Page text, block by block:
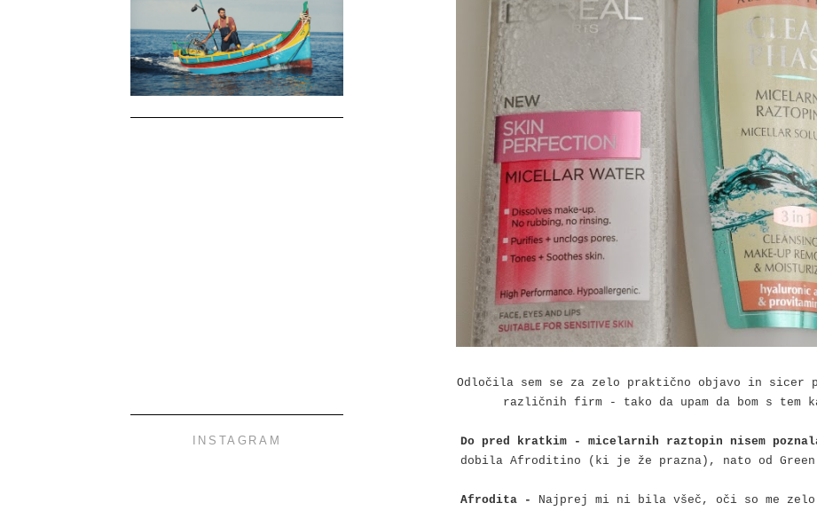
Odločila sem se za zelo praktično objavo in sicer
različnih firm - tako da upam da bom s
Do pred kratkim - micelarnih raztopin nisem
dobila Afroditino (ki je že prazna), nato od
Afrodita -
Najprej mi ni bila všeč, oči so me
INSTAGRAM